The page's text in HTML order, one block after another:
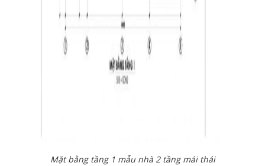
Mặt bằng tầng 1 mẫu nhà 2 tầng mái thái